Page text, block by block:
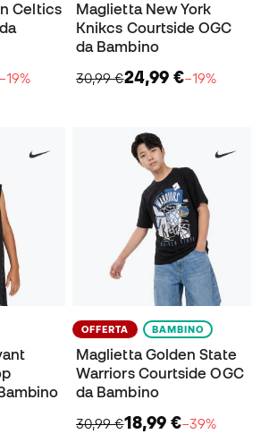
Celtics
−19%
Maglietta New York
Knikcs Courtside OGC
da Bambino
30,99 €24,99 €−19%
OFFERTA BAMBINO
Maglietta Golden State
Warriors Courtside OGC
da Bambino
30,99 €18,99 €−39%